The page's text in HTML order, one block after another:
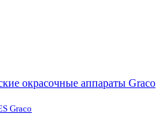
окрасочные аппараты Graco
Graco